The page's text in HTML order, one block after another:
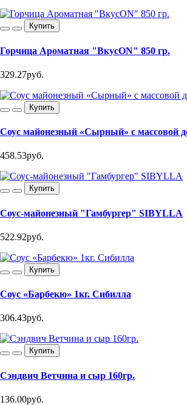
Купить
Горчица Ароматная "ВкусON" 850 гр.
329.27руб.
Купить
Соус майонезный «Сырный» с массовой
458.53руб.
Купить
Соус-майонезный "Гамбургер" SIBYLLA
522.92руб.
Купить
Соус «Барбекю» 1кг. Сибилла
306.43руб.
Купить
Сэндвич Ветчина и сыр 160гр.
136.00руб.